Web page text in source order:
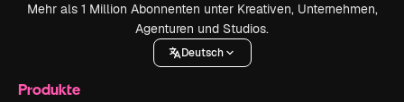
Mehr als 1 Million Abonnenten unter Kreativen, Unternehmen,
Agenturen und Studios.
Deutsch
Produkte